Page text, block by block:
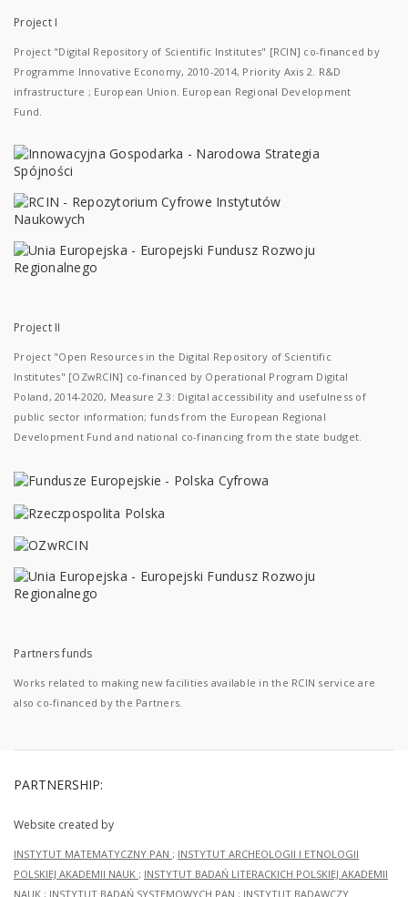
Project I
Project "Digital Repository of Scientific Institutes" [RCIN] co-financed by
Programme Innovative Economy, 2010-2014, Priority Axis 2. R&D
infrastructure ; European Union. European Regional Development
Fund.
Project II
Project "Open Resources in the Digital Repository of Scientific
Institutes" [OZwRCIN] co-financed by Operational Program Digital
Poland, 2014-2020, Measure 2.3: Digital accessibility and usefulness of
public sector information; funds from the European Regional
Development Fund and national co-financing from the state budget.
Partners funds
Works related to making new facilities available in the RCIN service are
also co-financed by the Partners.
PARTNERSHIP:
Website created by
INSTYTUT MATEMATYCZNY PAN ; INSTYTUT ARCHEOLOGII I ETNOLOGII
POLSKIEJ AKADEMII NAUK ; INSTYTUT BADAŃ LITERACKICH POLSKIEJ AKADEMII
NAUK ; INSTYTUT BADAŃ SYSTEMOWYCH PAN ; INSTYTUT BADAWCZY